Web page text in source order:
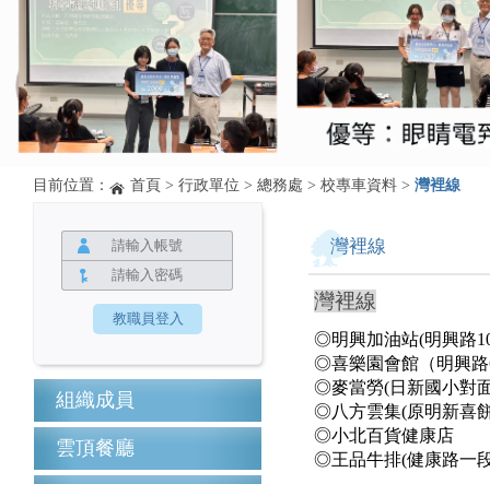
目前位置： 首頁 > 行政單位 > 總務處 > 校專車資料 > 灣裡線
組織成員
雲頂餐廳
灣裡線
灣裡線
◎明興加油站(明興路
◎喜樂園會館 （明興
◎麥當勞(日新國小對
◎八方雲集(原明新喜
◎小北百貨健康店
◎王品牛排(健康路一